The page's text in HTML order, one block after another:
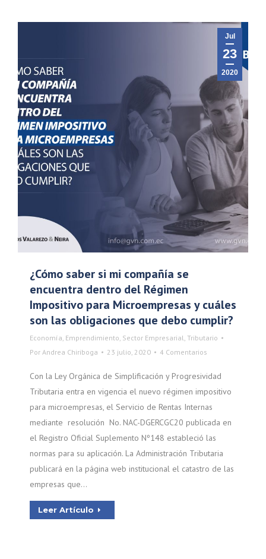
Jul
23
2020
¿Cómo saber si mi compañía se
encuentra dentro del Régimen
Impositivo para Microempresas y cuáles
son las obligaciones que debo cumplir?
Economía, Emprendimiento, Sector Empresarial, Tributario
Por Andrea Chiriboga 23 julio, 2020 4 Comentarios
Con la Ley Orgánica de Simplificación y Progresividad
Tributaria entra en vigencia el nuevo régimen impositivo
para microempresas, el Servicio de Rentas Internas
mediante resolución No. NAC-DGERCGC20 publicada en
el Registro Oficial Suplemento Nº148 estableció las
normas para su aplicación. La Administración Tributaria
publicará en la página web institucional el catastro de las
empresas que…
Leer Artículo